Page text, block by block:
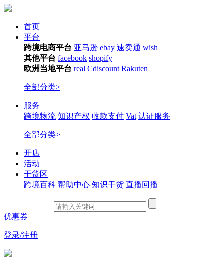
首页
平台
跨境电商平台 亚马逊 ebay 速卖通 wish
其他平台 facebook shopify
欧洲当地平台 real Cdiscount Rakuten
全部分类>
服务
跨境物流 知识产权 收款支付 Vat 认证服务
全部分类>
开店
活动
干货区
跨境百科 帮助中心 知识干货 直播回播
优惠券
登录/注册